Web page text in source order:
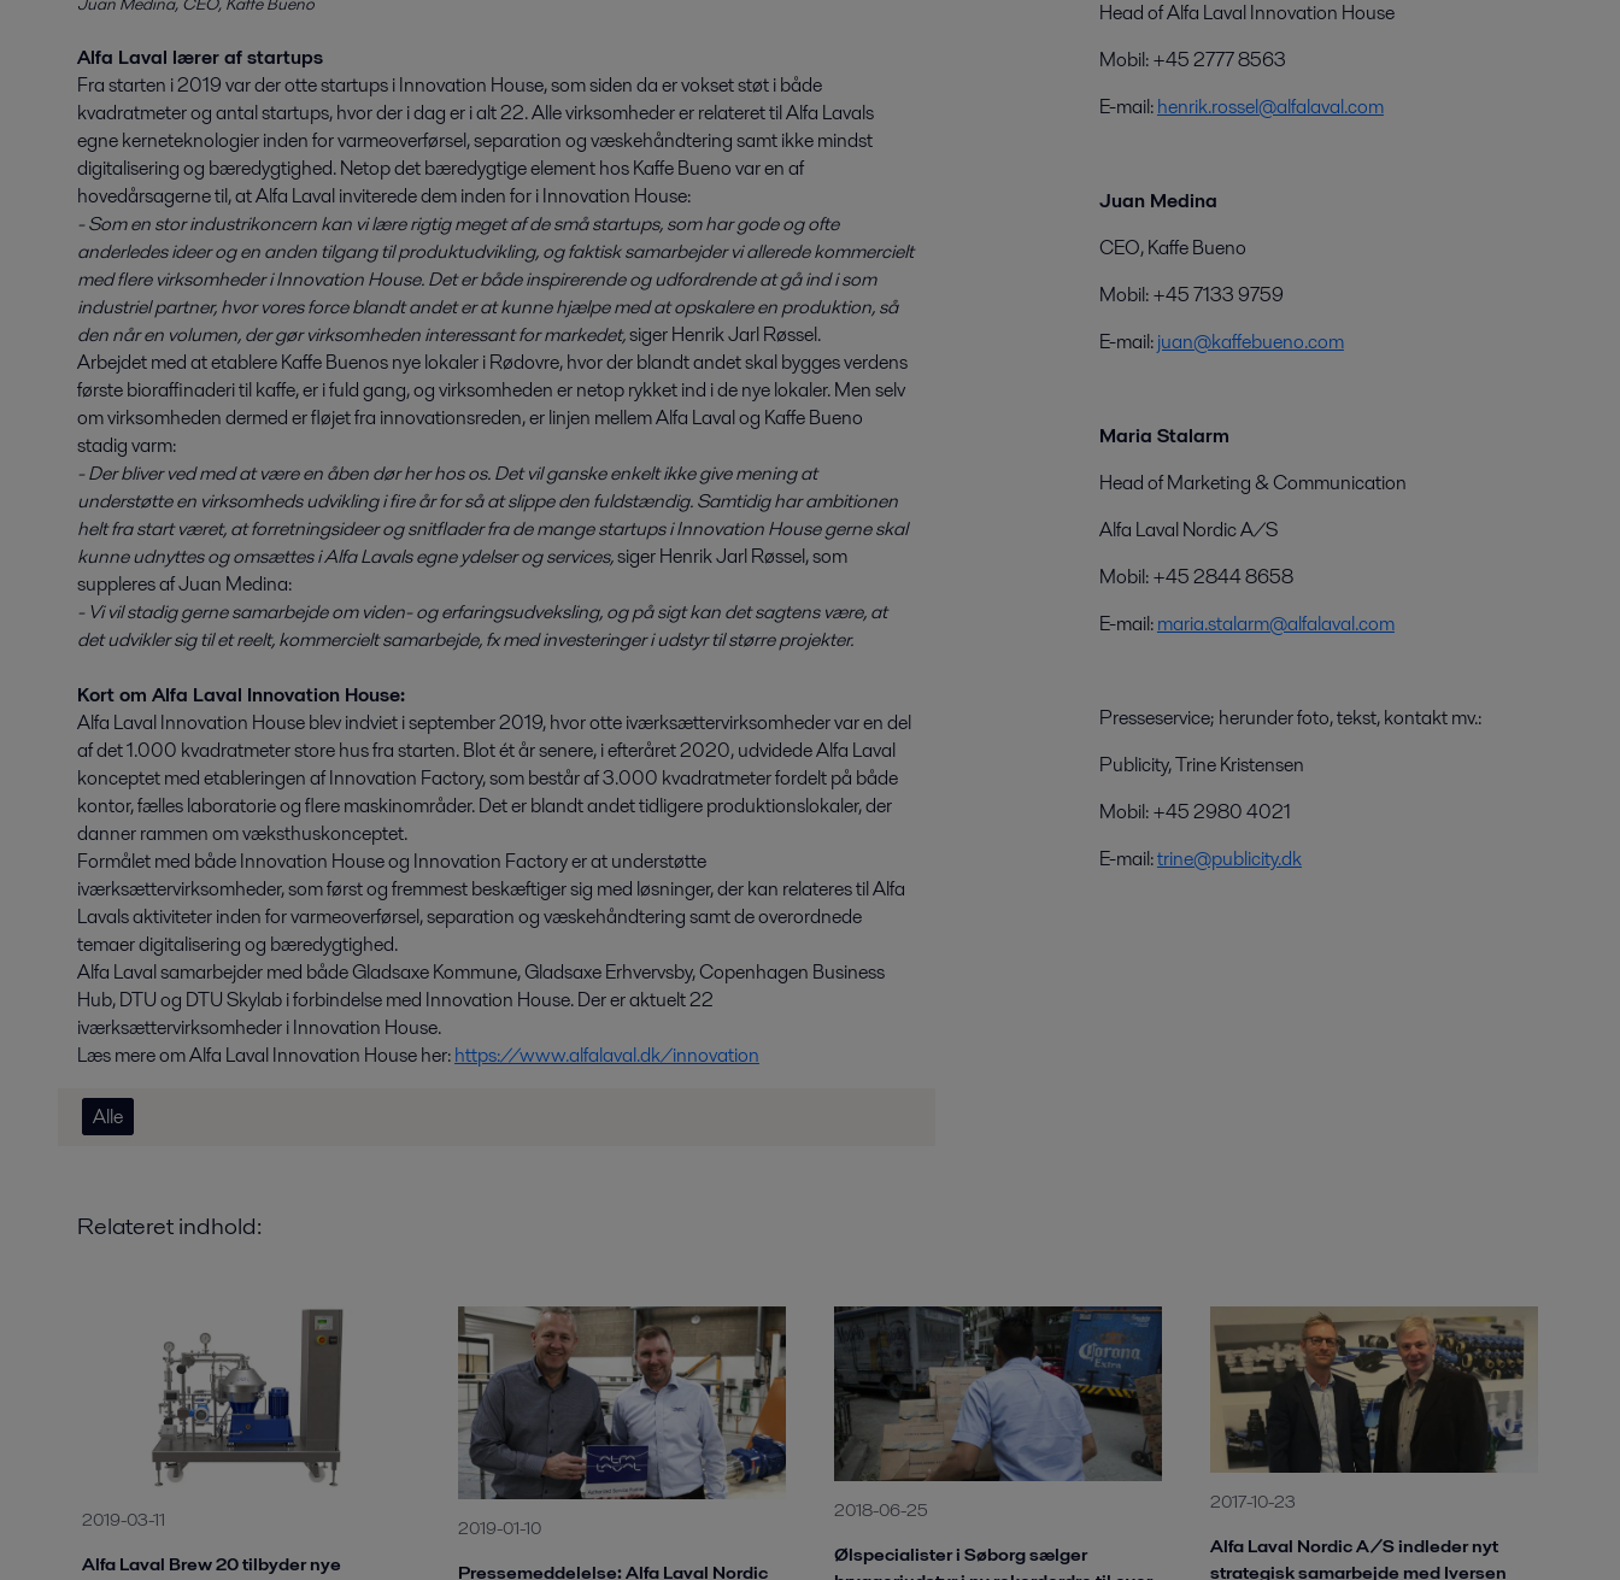
Alfa Laval lærer af startups
Fra starten i 2019 var der otte startups i Innovation House, som siden da er vokset støt i både
kvadratmeter og antal startups, hvor der i dag er i alt 22. Alle virksomheder er relateret til Alfa Lavals
egne kerneteknologier inden for varmeoverførsel, separation og væskehåndtering samt ikke mindst
digitalisering og bæredygtighed. Netop det bæredygtige element hos Kaffe Bueno var en af
hovedårsagerne til, at Alfa Laval inviterede dem inden for i Innovation House:
- Som en stor industrikoncern kan vi lære rigtig meget af de små startups, som har gode og ofte
anderledes ideer og en anden tilgang til produktudvikling, og faktisk samarbejder vi allerede kommercielt
med flere virksomheder i Innovation House. Det er både inspirerende og udfordrende at gå ind i som
industriel partner, hvor vores force blandt andet er at kunne hjælpe med at opskalere en produktion, så
den når en volumen, der gør virksomheden interessant for markedet,siger Henrik Jarl Røssel.
Arbejdet med at etablere Kaffe Buenos nye lokaler i Rødovre, hvor der blandt andet skal bygges verdens
første bioraffinaderi til kaffe, er i fuld gang, og virksomheden er netop rykket ind i de nye lokaler. Men selv
om virksomheden dermed er fløjet fra innovationsreden, er linjen mellem Alfa Laval og Kaffe Bueno
stadig varm:
- Der bliver ved med at være en åben dør her hos os. Det vil ganske enkelt ikke give mening at
understøtte en virksomheds udvikling i fire år for så at slippe den fuldstændig. Samtidig har ambitionen
helt fra start været, at forretningsideer og snitflader fra de mange startups i Innovation House gerne skal
kunne udnyttes og omsættes i Alfa Lavals egne ydelser og services,siger Henrik Jarl Røssel, som
suppleres af Juan Medina:
- Vi vil stadig gerne samarbejde om viden- og erfaringsudveksling, og på sigt kan det sagtens være, at
det udvikler sig til et reelt, kommercielt samarbejde, fx med investeringer i udstyr til større projekter.
Kort om Alfa Laval Innovation House:
Alfa Laval Innovation House blev indviet i september 2019, hvor otte iværksættervirksomheder var en del
af det 1.000 kvadratmeter store hus fra starten. Blot ét år senere, i efteråret 2020, udvidede Alfa Laval
konceptet med etableringen af Innovation Factory, som består af 3.000 kvadratmeter fordelt på både
kontor, fælles laboratorie og flere maskinområder. Det er blandt andet tidligere produktionslokaler, der
danner rammen om væksthuskonceptet.
Formålet med både Innovation House og Innovation Factory er at understøtte
iværksættervirksomheder, som først og fremmest beskæftiger sig med løsninger, der kan relateres til Alfa
Lavals aktiviteter inden for varmeoverførsel, separation og væskehåndtering samt de overordnede
temaer digitalisering og bæredygtighed.
Alfa Laval samarbejder med både Gladsaxe Kommune, Gladsaxe Erhvervsby, Copenhagen Business
Hub, DTU og DTU Skylab i forbindelse med Innovation House. Der er aktuelt 22
iværksættervirksomheder i Innovation House.
Læs mere om Alfa Laval Innovation House her:https://www.alfalaval.dk/innovation
Alle
Head of Alfa Laval Innovation House
Mobil: +45 2777 8563
E-mail:henrik.rossel@alfalaval.com
Juan Medina
CEO, Kaffe Bueno
Mobil: +45 7133 9759
E-mail:juan@kaffebueno.com
Maria Stalarm
Head of Marketing & Communication
Alfa Laval Nordic A/S
Mobil: +45 2844 8658
E-mail:maria.stalarm@alfalaval.com
Presseservice; herunder foto, tekst, kontakt mv.:
Publicity, Trine Kristensen
Mobil: +45 2980 4021
E-mail:trine@publicity.dk
Relateret indhold:
2019-03-11
Alfa Laval Brew 20 tilbyder nye
2019-01-10
Pressemeddelelse: Alfa Laval Nordic
2018-06-25
Ølspecialister i Søborg sælger
2017-10-23
Alfa Laval Nordic A/S indleder nyt
strategisk samarbejde med Iversen